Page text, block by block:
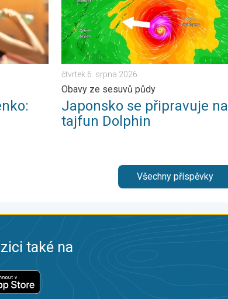
čtvrtek 6. srpna 2026
Obavy ze sesuvů půdy
Japonsko se připravuje na
tajfun Dolphin
Všechny příspěvky
také na